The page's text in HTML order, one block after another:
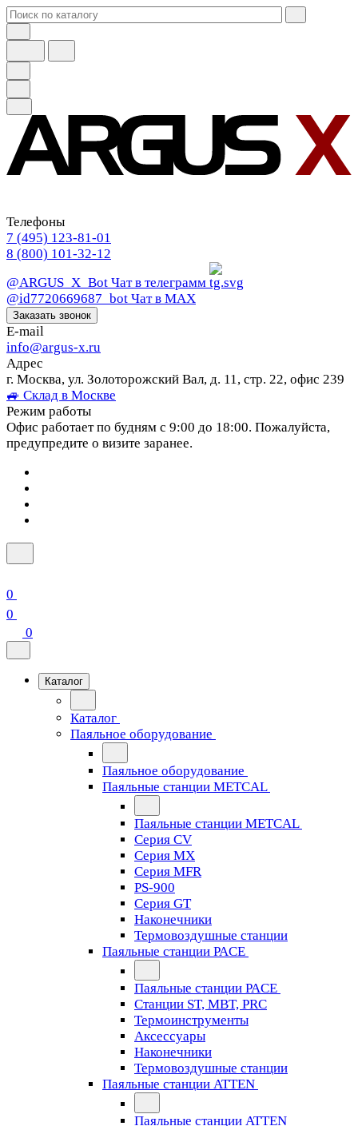
Телефоны
7 (495) 123-81-01
8 (800) 101-32-12
@ARGUS_X_Bot Чат в телеграмм
@id7720669687_bot Чат в МАХ
Заказать звонок
E-mail
info@argus-x.ru
Адрес
г. Москва, ул. Золоторожский Вал, д. 11, стр. 22, офис 239
🚙 Склад в Москве
Режим работы
Офис работает по будням с 9:00 до 18:00. Пожалуйста,
предупредите о визите заранее.
0
0
0
Каталог
Каталог
Паяльное оборудование
Паяльное оборудование
Паяльные станции METCAL
Паяльные станции METCAL
Серия CV
Серия MX
Серия MFR
PS-900
Серия GT
Наконечники
Термовоздушные станции
Паяльные станции PACE
Паяльные станции PACE
Станции ST, MBT, PRC
Термоинструменты
Аксессуары
Наконечники
Термовоздушные станции
Паяльные станции ATTEN
Паяльные станции ATTEN